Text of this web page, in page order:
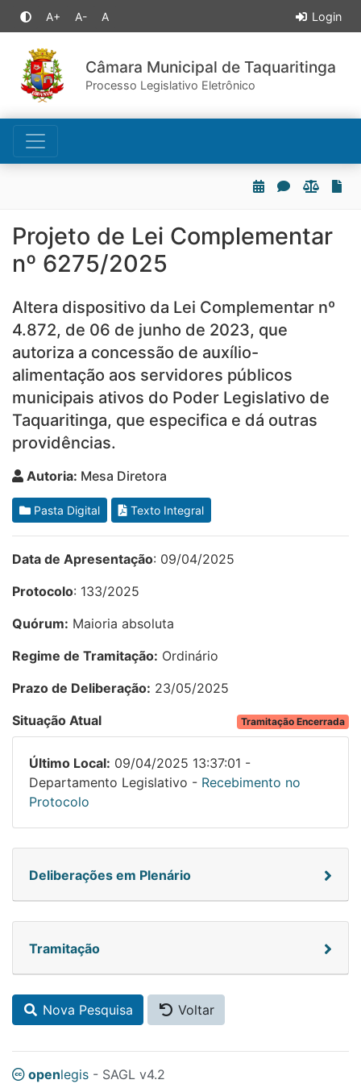
A+ A- A Login
Câmara Municipal de Taquaritinga
Processo Legislativo Eletrônico
Projeto de Lei Complementar
nº 6275/2025
Altera dispositivo da Lei Complementar nº
4.872, de 06 de junho de 2023, que
autoriza a concessão de auxílio-
alimentação aos servidores públicos
municipais ativos do Poder Legislativo de
Taquaritinga, que especifica e dá outras
providências.
Autoria: Mesa Diretora
Pasta Digital Texto Integral
Data de Apresentação: 09/04/2025
Protocolo: 133/2025
Quórum: Maioria absoluta
Regime de Tramitação: Ordinário
Prazo de Deliberação: 23/05/2025
Situação Atual
Tramitação Encerrada
Último Local: 09/04/2025 13:37:01 -
Departamento Legislativo - Recebimento no
Protocolo
Deliberações em Plenário
Tramitação
Nova Pesquisa Voltar
openlegis - SAGL v4.2